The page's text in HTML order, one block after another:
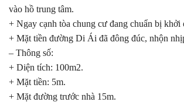
vào hồ trung tâm.
+ Ngay cạnh tòa chung cư đang chuẩn bị khởi
+ Mặt tiền đường Di Ái đã đông đúc, nhộn
– Thông số:
+ Diện tích: 100m2.
+ Mặt tiền: 5m.
+ Mặt đường trước nhà 15m.